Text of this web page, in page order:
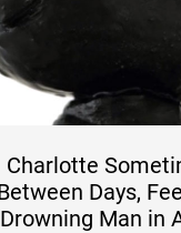
Charlotte
Days,
Drowning Man in